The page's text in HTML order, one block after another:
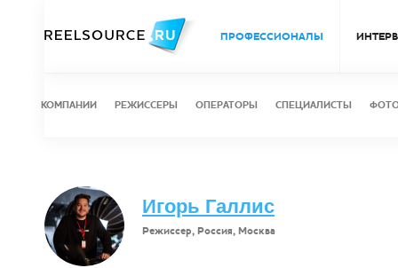
ПРОФЕССИОНАЛЫ
КОМПАНИИ РЕЖИССЕРЫ ОПЕРАТОРЫ СПЕЦИАЛИСТЫ
Игорь Галлис
Режиссер, Россия, Москва